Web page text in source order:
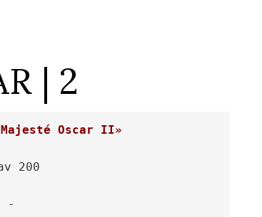
| 2
Majesté Oscar II»
200
-